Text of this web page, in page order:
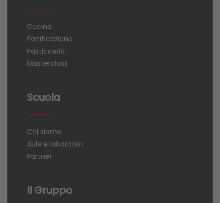
Cucina
Panificazione
Pasticceria
Masterclass
Scuola
Chi siamo
Aule e laboratori
Partner
Il Gruppo